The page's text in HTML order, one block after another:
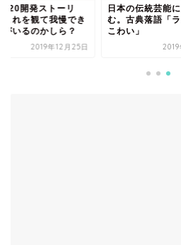
開発ストーリ
これを観て我慢でき
がいるのかしら？
2019年12月25日
日本の伝統芸能
む。古典落語「
こわい」
2019